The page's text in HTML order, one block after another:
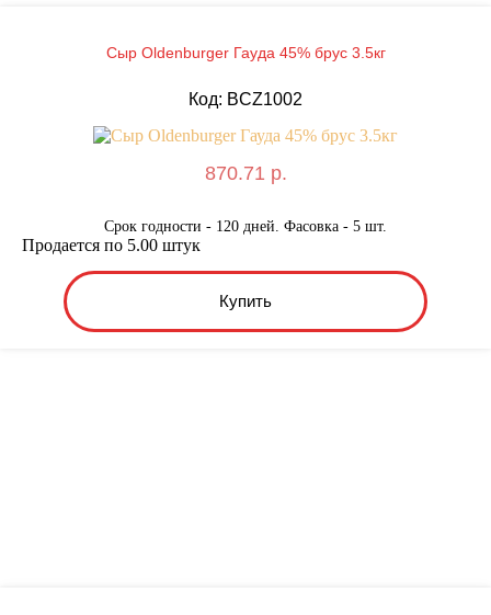
Сыр Oldenburger Гауда 45% брус 3.5кг
Код: BCZ1002
870.71 р.
Срок годности - 120 дней. Фасовка - 5 шт.
Купить
Продается по 5.00 штук